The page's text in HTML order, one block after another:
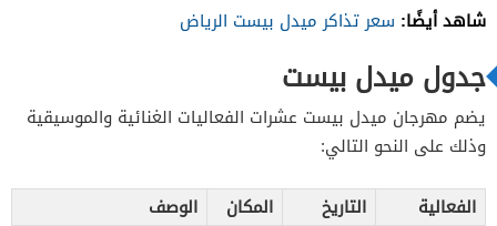
شاهد أيضًا: سعر تذاكر ميدل بيست الرياض
جدول ميدل بيست
يضم مهرجان ميدل بيست عشرات الفعاليات الغنائية والموسيقية
وذلك على النحو التالي:
الفعالية
التاريخ المكان الوصف